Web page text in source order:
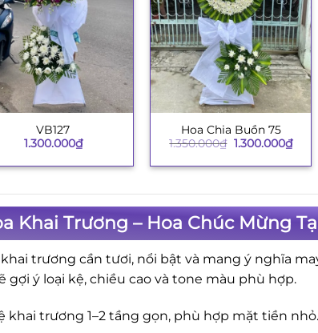
VB127
1.300.000₫
Hoa Chia Buồn 75
1.350.000₫ Giá
là:
1.300.000₫Giá
tại
Khai Trương – Hoa Chúc Mừng
khai trương cần tươi, nổi bật và mang ý nghĩa
gợi ý loại kệ, chiều cao và tone màu phù hợp.
khai trương 1–2 tầng gọn, phù hợp mặt tiền nhỏ.